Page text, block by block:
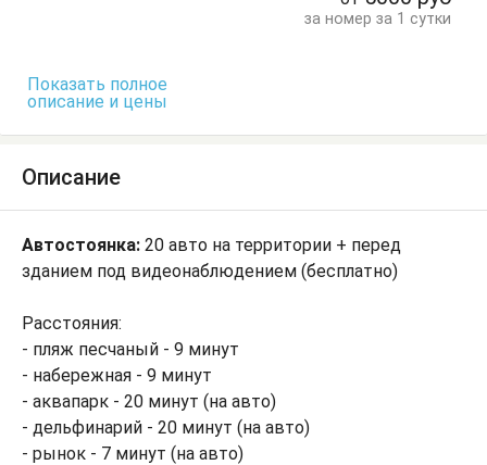
за номер за 1 сутки
Показать полное
описание и цены
Описание
Автостоянка: 20 авто на территории + перед
зданием под видеонаблюдением (бесплатно)
Расстояния:
- пляж песчаный - 9 минут
- набережная - 9 минут
- аквапарк - 20 минут (на авто)
- дельфинарий - 20 минут (на авто)
- рынок - 7 минут (на авто)